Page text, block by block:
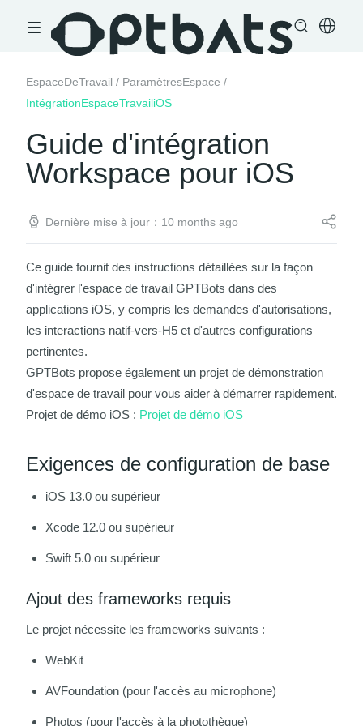
EspaceDeTravail / ParamètresEspace /
IntégrationEspaceTravailiOS
Guide d'intégration
Workspace pour iOS
Dernière mise à jour：10 months ago
Ce guide fournit des instructions détaillées sur la façon
d'intégrer l'espace de travail GPTBots dans des
applications iOS, y compris les demandes d'autorisations,
les interactions natif-vers-H5 et d'autres configurations
pertinentes.
GPTBots propose également un projet de démonstration
d'espace de travail pour vous aider à démarrer rapidement.
Projet de démo iOS : Projet de démo iOS
Exigences de configuration de base
iOS 13.0 ou supérieur
Xcode 12.0 ou supérieur
Swift 5.0 ou supérieur
Ajout des frameworks requis
Le projet nécessite les frameworks suivants :
WebKit
AVFoundation (pour l'accès au microphone)
Photos (pour l'accès à la photothèque)